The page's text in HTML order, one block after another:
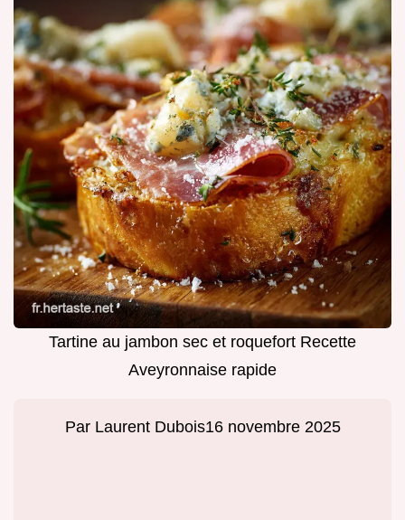
Tartine au jambon sec et roquefort Recette
Aveyronnaise rapide
Par Laurent Dubois16 novembre 2025